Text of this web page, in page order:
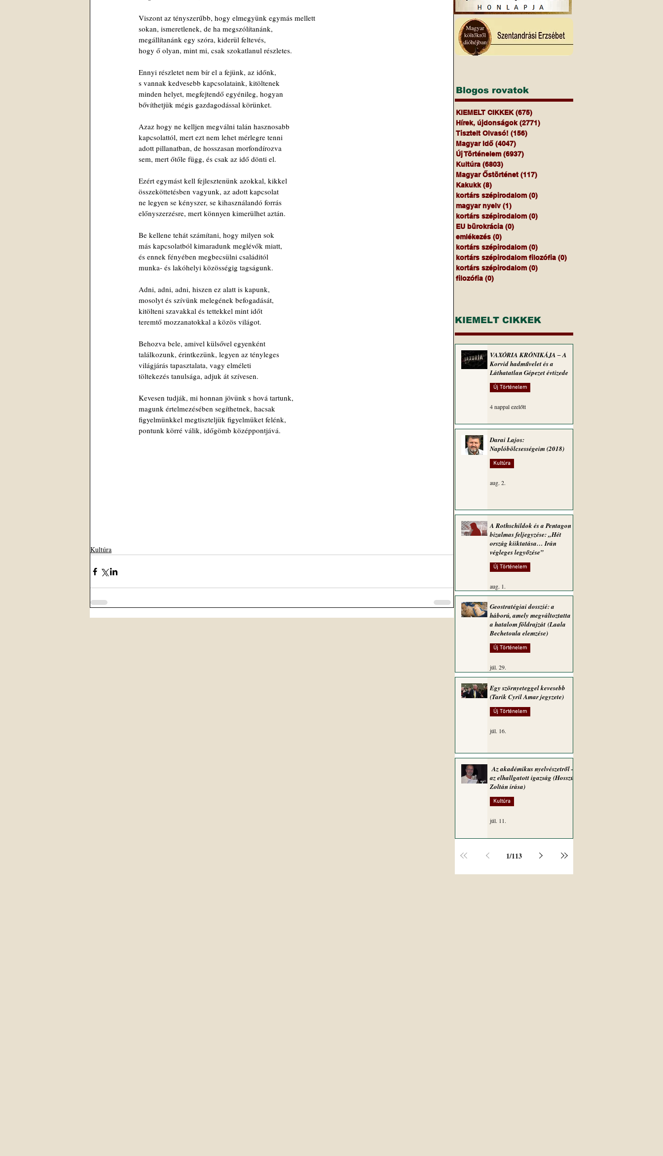
Viszont az tényszerűbb, hogy elmegyünk egymás mellett
sokan, ismeretlenek, de ha megszólítanánk,
megállítanánk egy szóra, kiderül feltevés,
hogy ő olyan, mint mi, csak szokatlanul részletes.
Ennyi részletet nem bír el a fejünk, az időnk,
s vannak kedvesebb kapcsolataink, kitöltenek
minden helyet, megfejtendő egyénileg, hogyan
bővíthetjük mégis gazdagodással körünket.
Azaz hogy ne kelljen megválni talán hasznosabb
kapcsolattól, mert ezt nem lehet mérlegre tenni
adott pillanatban, de hosszasan morfondírozva
sem, mert őtőle függ, és csak az idő dönti el.
Ezért egymást kell fejlesztenünk azokkal, kikkel
összeköttetésben vagyunk, az adott kapcsolat
ne legyen se kényszer, se kihasználandó forrás
előnyszerzésre, mert könnyen kimerülhet aztán.
Be kellene tehát számítani, hogy milyen sok
más kapcsolatból kimaradunk meglévők miatt,
és ennek fényében megbecsülni családitól
munka- és lakóhelyi közösségig tagságunk.
Adni, adni, adni, hiszen ez alatt is kapunk,
mosolyt és szívünk melegének befogadását,
kitölteni szavakkal és tettekkel mint időt
teremtő mozzanatokkal a közös világot.
Behozva bele, amivel külsővel egyenként
találkozunk, érintkezünk, legyen az tényleges
világjárás tapasztalata, vagy elméleti
töltekezés tanulsága, adjuk át szívesen.
Kevesen tudják, mi honnan jövünk s hová tartunk,
magunk értelmezésében segíthetnek, hacsak
figyelmünkkel megtiszteljük figyelmüket felénk,
pontunk körré válik, időgömb középpontjává.
Kultúra
Blogos rovatok
KIEMELT CIKKEK (675)
Hírek, újdonságok (2771)
Tisztelt Olvasó! (156)
Magyar Idő (4047)
Új Történelem (6937)
Kultúra (6803)
Magyar Őstörténet (117)
Kakukk (8)
kortárs szépirodalom (0)
magyar nyelv (1)
kortárs szépirodalom (0)
EU bürokrácia (0)
emlékezés (0)
kortárs szépirodalom (0)
kortárs szépirodalom filozófia (0)
kortárs szépirodalom (0)
filozófia (0)
KIEMELT CIKKEK
VAXÓRIA KRÓNIKÁJA ‒ A
Korvid hadművelet és a
Láthatatlan Gépezet évtizede
Új Történelem
4 nappal ezelőtt
Darai Lajos:
Naplóbölcsességeim (2018)
Kultúra
aug. 2.
A Rothschildok és a Pentagon
bizalmas feljegyzése: „Hét
ország kiiktatása… Irán
végleges legyőzése”
Új Történelem
aug. 1.
Geostratégiai dosszié: a
háború, amely megváltoztatta
a hatalom földrajzát (Laala
Bechetoula elemzése)
Új Történelem
júl. 29.
Egy szörnyeteggel kevesebb
(Tarik Cyril Amar jegyzete)
Új Történelem
júl. 16.
Az akadémikus nyelvészetről –
az elhallgatott igazság (Hosszú
Zoltán írása)
Kultúra
júl. 11.
1/113